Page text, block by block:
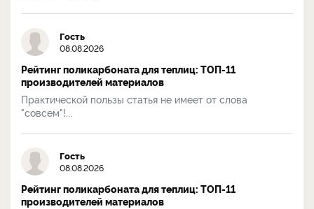
Гость
08.08.2026
Рейтинг поликарбоната для теплиц: ТОП-11
производителей материалов
Практической пользы статья не имеет от слова
"совсем"!...
Гость
08.08.2026
Рейтинг поликарбоната для теплиц: ТОП-11
производителей материалов